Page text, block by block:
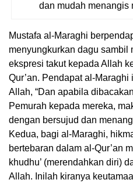
dan mudah menangis
Mustafa al-Maraghi
menyungkurkan dagu sambil
ekspresi takut kepada Allah
Qur’an. Pendapat al-
Allah, “Dan apabila
Pemurah kepada mereka,
dengan bersujud dan
Kedua, bagi al-Maraghi,
bertebaran dalam al-Qur’an
khudhu’ (merendahkan diri)
Allah. Inilah kiranya